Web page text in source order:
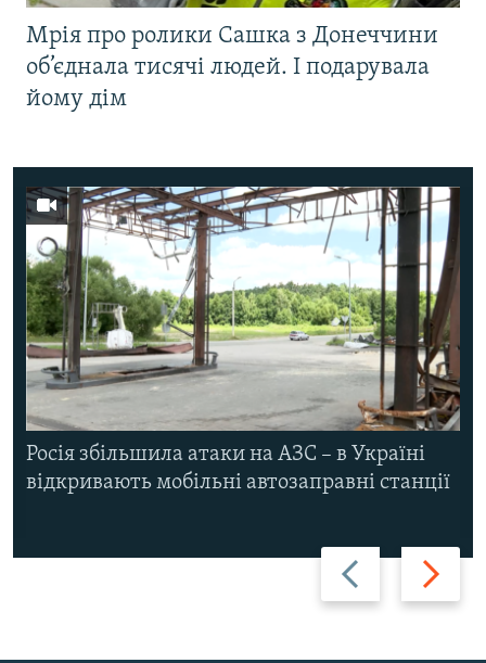
Мрія про ролики Сашка з Донеччини
об’єднала тисячі людей. І подарувала
йому дім
Назад Вперед
Росія збільшила атаки на АЗС – в Україні
відкривають мобільні автозаправні станції